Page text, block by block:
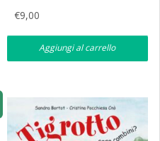
€9,00
Aggiungi al carrello